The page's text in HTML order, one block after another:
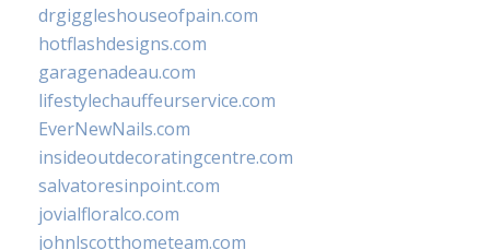
drgiggleshouseofpain.com
hotflashdesigns.com
garagenadeau.com
lifestylechauffeurservice.com
EverNewNails.com
insideoutdecoratingcentre.com
salvatoresinpoint.com
jovialfloralco.com
johnlscotthometeam.com